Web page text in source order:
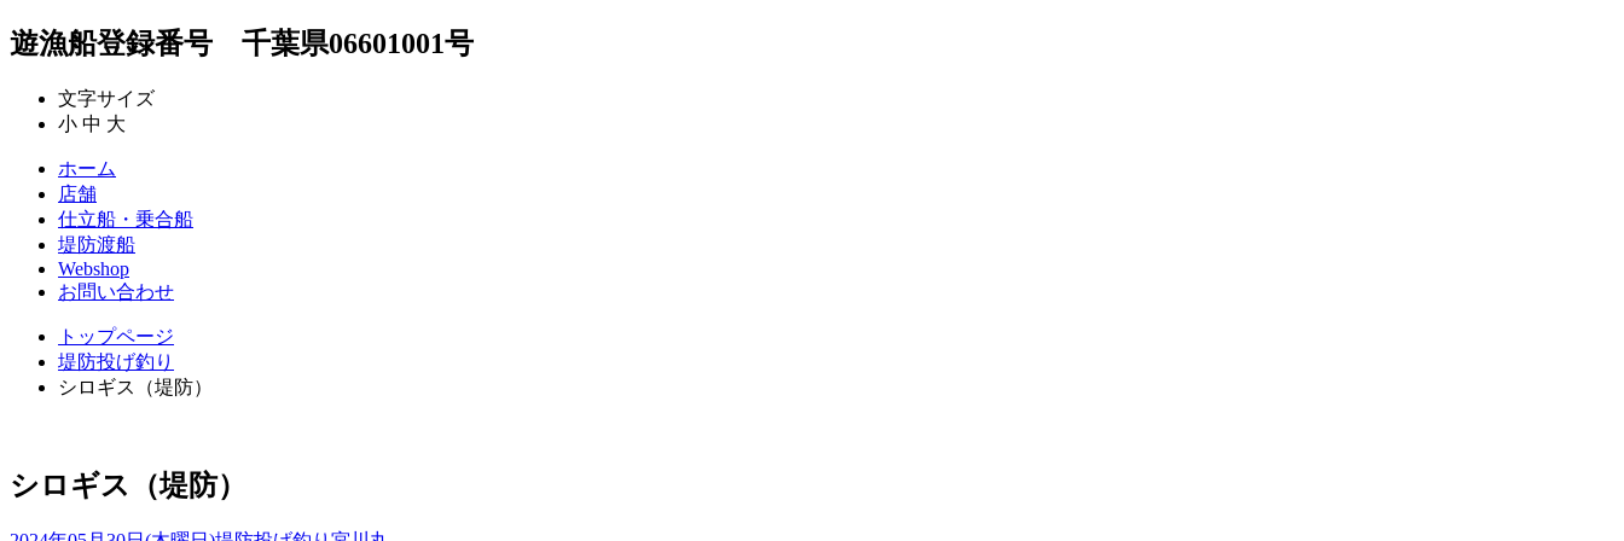
遊漁船登録番号 千葉県06601001号
文字サイズ
小 中 大
ホーム
店舗
仕立船・乗合船
堤防渡船
Webshop
お問い合わせ
トップページ
堤防投げ釣り
シロギス（堤防）
シロギス（堤防）